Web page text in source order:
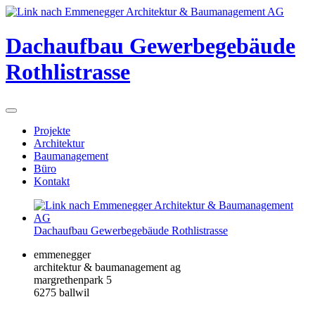
Dachaufbau Gewerbegebäude
Rothlistrasse
Projekte
Architektur
Baumanagement
Büro
Kontakt
Dachaufbau Gewerbegebäude Rothlistrasse
emmenegger
architektur & baumanagement ag
margrethenpark 5
6275 ballwil